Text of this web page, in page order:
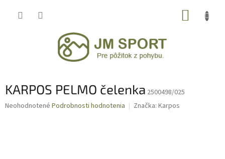
KARPOS PELMO čelenka 2500498/025
Priemerné
Neohodnotené Podrobnosti hodnotenia Značka: Karpos